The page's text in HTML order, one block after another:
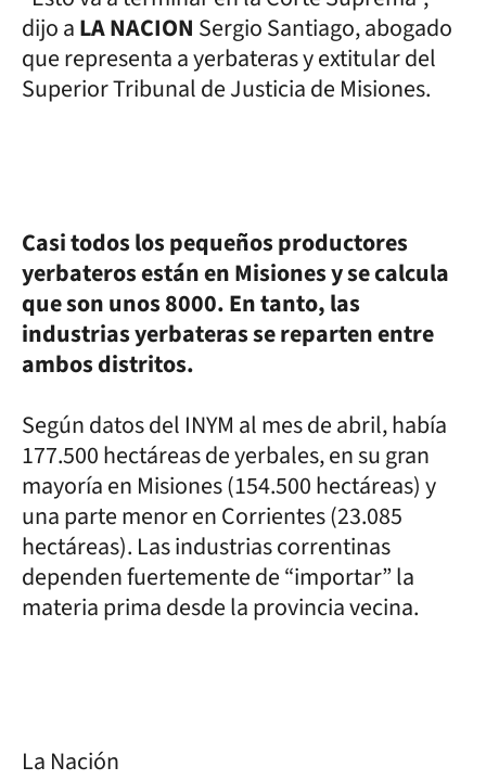
dijo aLA NACION Sergio Santiago, abogado
que representa a yerbateras y extitular del
Superior Tribunal de Justicia de Misiones.
Casi todos los pequeños productores
yerbateros están en Misiones y se calcula
que son unos 8000. En tanto, las
industrias yerbateras se reparten entre
ambos distritos.
Según datos del INYM al mes de abril, había
177.500 hectáreas de yerbales, en su gran
mayoría en Misiones (154.500 hectáreas) y
una parte menor en Corrientes (23.085
hectáreas). Las industrias correntinas
dependen fuertemente de “importar” la
materia prima desde la provincia vecina.
La Nación